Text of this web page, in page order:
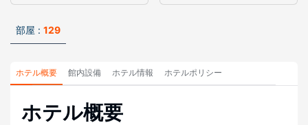
部屋 : 129
ホテル概要 館内設備 ホテル情報 ホテルポリシー
ホテル概要